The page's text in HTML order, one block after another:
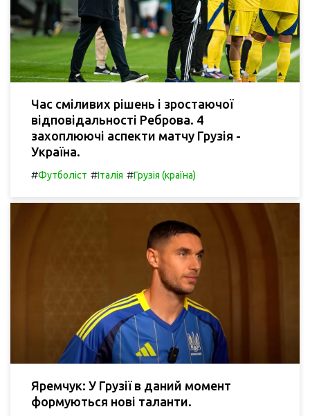
Час сміливих рішень і зростаючої
відповідальності Реброва. 4
захоплюючі аспекти матчу Грузія -
Україна.
#Футболіст #Італія #Грузія (країна)
Яремчук: У Грузії в даний момент
формуються нові таланти.